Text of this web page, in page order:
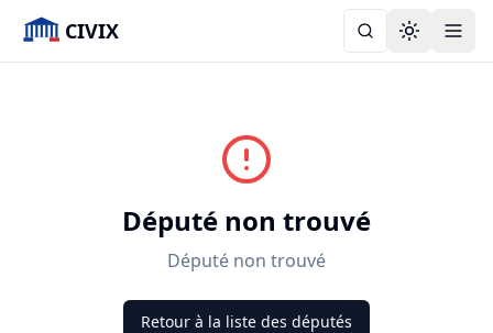
CIVIX Toggle
Député non trouvé
Député non trouvé
Retour à la liste des députés